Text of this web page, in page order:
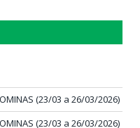
(23/03 a 26/03/2026)
(23/03 a 26/03/2026)